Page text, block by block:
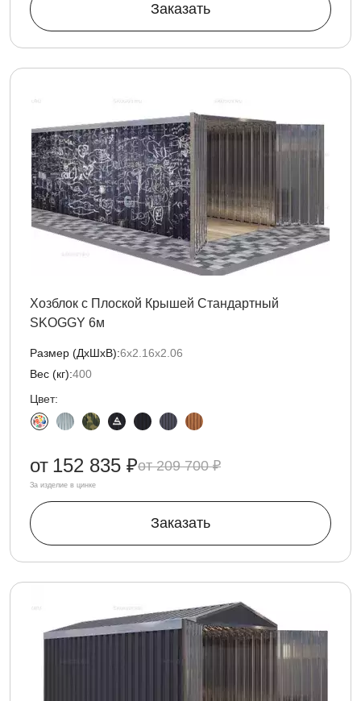
Заказать
Хозблок с Плоской Крышей Стандартный
SKOGGY 6м
Размер (ДxШxВ):6х2.16х2.06
Вес (кг):400
Цвет:
209 700 ₽
от 152 835 ₽
За изделие в цинке
Заказать